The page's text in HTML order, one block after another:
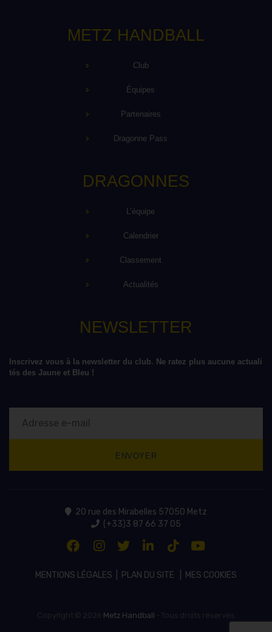
METZ HANDBALL
Club
Équipes
Partenaires
Dragonne Pass
DRAGONNES
L’équipe
Calendrier
Classement
Actualités
NEWSLETTER
Inscrivez vous à la newsletter du club. Ne ratez plus aucune actuali
tés des Jaune et Bleu !
20 rue des Mirabelles 57050 Metz
(+33)3 87 66 37 05
MENTIONS LÉGALES PLAN DU SITE MES COOKIES
Metz Handball